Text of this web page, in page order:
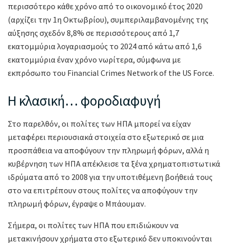
περισσότερο κάθε χρόνο από το οικονομικό έτος 2020
(αρχίζει την 1η Οκτωβρίου), συμπεριλαμβανομένης της
αύξησης σχεδόν 8,8% σε περισσότερους από 1,7
εκατομμύρια λογαριασμούς το 2024 από κάτω από 1,6
εκατομμύρια έναν χρόνο νωρίτερα, σύμφωνα με
εκπρόσωπο του Financial Crimes Network of the US Force.
Η κλασική… φοροδιαφυγή
Στο παρελθόν, οι πολίτες των ΗΠΑ μπορεί να είχαν
μεταφέρει περιουσιακά στοιχεία στο εξωτερικό σε μια
προσπάθεια να αποφύγουν την πληρωμή φόρων, αλλά η
κυβέρνηση των ΗΠΑ απέκλεισε τα ξένα χρηματοπιστωτικά
ιδρύματα από το 2008 για την υποτιθέμενη βοήθειά τους
στο να επιτρέπουν στους πολίτες να αποφύγουν την
πληρωμή φόρων, έγραψε ο Μπάουμαν.
Σήμερα, οι πολίτες των ΗΠΑ που επιδιώκουν να
μετακινήσουν χρήματα στο εξωτερικό δεν υποκινούνται